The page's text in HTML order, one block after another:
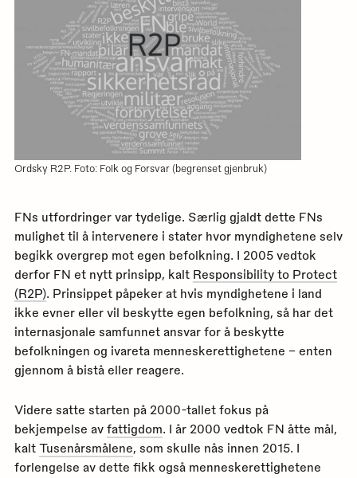
Ordsky R2P. Foto: Folk og Forsvar (begrenset gjenbruk)
FNs utfordringer var tydelige. Særlig gjaldt dette FNs
mulighet til å intervenere i stater hvor myndighetene selv
begikk overgrep mot egen befolkning. I 2005 vedtok
derfor FN et nytt prinsipp, kalt Responsibility to Protect
(R2P). Prinsippet påpeker at hvis myndighetene i land
ikke evner eller vil beskytte egen befolkning, så har det
internasjonale samfunnet ansvar for å beskytte
befolkningen og ivareta menneskerettighetene – enten
gjennom å bistå eller reagere.
Videre satte starten på 2000-tallet fokus på
bekjempelse av fattigdom. I år 2000 vedtok FN åtte mål,
kalt Tusenårsmålene, som skulle nås innen 2015. I
forlengelse av dette fikk også menneskerettighetene